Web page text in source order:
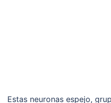
Estas neuronas espejo,